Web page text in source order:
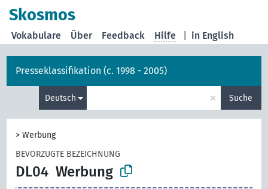
Skosmos
in English
Vokabulare Über Feedback Hilfe
Presseklassifikation (c. 1998 - 2005)
Deutsch × Suche
>Werbung
BEVORZUGTE BEZEICHNUNG
DL04 Werbung